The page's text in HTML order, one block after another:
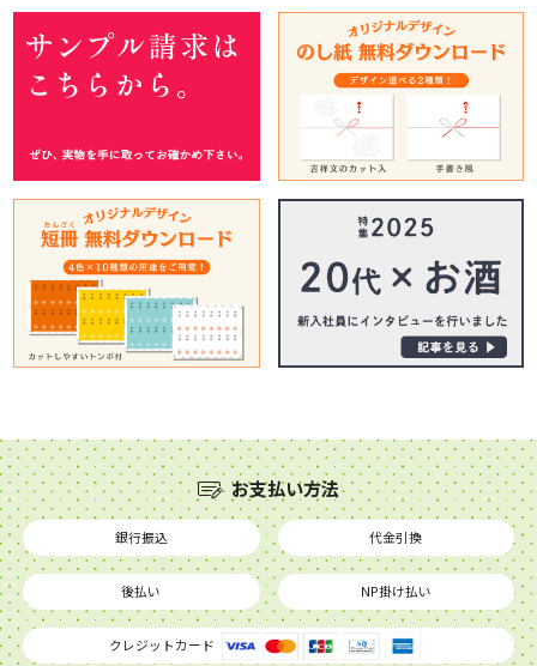
お支払い方法
銀行振込 代金引換
後払い NP掛け払い
クレジットカード